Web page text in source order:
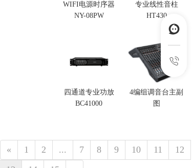
WIFI电源时序器
NY-08PW
专业线性音柱
HT430
四通道专业功放
BC41000
4编组调音台主副
图
« 1 2 ... 7 8 9 10 11
12